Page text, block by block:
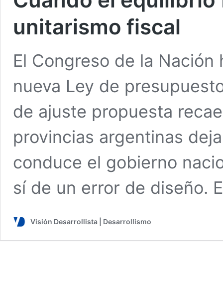
unitarismo fiscal
El Congreso de la
nueva Ley de
de ajuste propuesta
provincias argentinas
conduce el gobierno
sí de un error de diseño.
Visión Desarrollista | Desarrollismo